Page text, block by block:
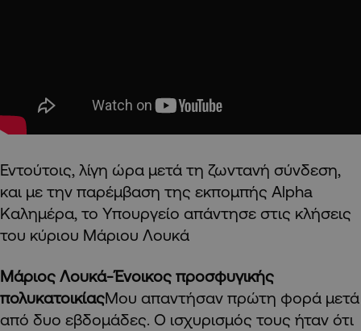
Εντούτοις, λίγη ώρα μετά τη ζωντανή σύνδεση,
και με την παρέμβαση της εκπομπής Alpha
Καλημέρα, το Υπουργείο απάντησε στις κλήσεις
του κύριου Μάριου Λουκά
Μάριος Λουκά-Ένοικος προσφυγικής
πολυκατοικίαςΜου απαντήσαν πρώτη φορά μετά
από δυο εβδομάδες. Ο ισχυρισμός τους ήταν ότι